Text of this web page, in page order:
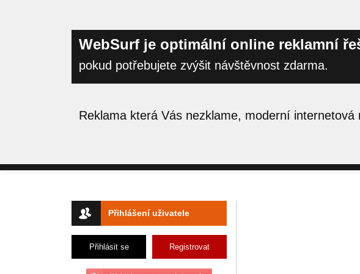
WebSurf je optimální online reklamní
pokud potřebujete zvýšit návštěvnost zdarma.
Reklama která Vás nezklame, moderní internetová
Přihlášení uživatele
Přihlásit se Registrovat